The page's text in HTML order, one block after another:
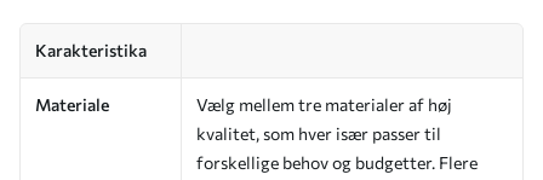
Karakteristika
Materiale
Vælg mellem tre materialer af høj
kvalitet, som hver især passer til
forskellige behov og budgetter. Flere